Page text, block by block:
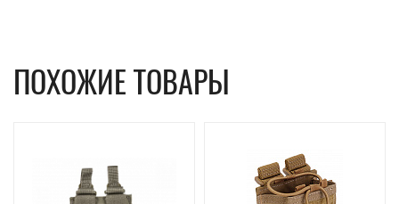
ПОХОЖИЕ ТОВАРЫ